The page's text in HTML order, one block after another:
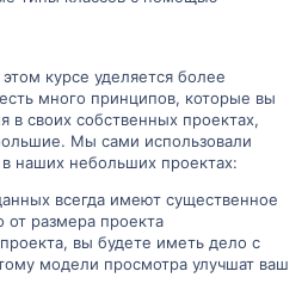
курсе уделяется более
много принципов, которые вы
в своих собственных проектах,
Мы сами использовали
наших небольших проектах:
всегда имеют существенное
от размера проекта
вы будете иметь дело с
модели просмотра улучшат ваш